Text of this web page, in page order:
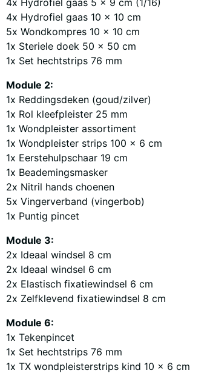
4x Hydrofiel gaas 5 x 9 cm (1/16)
4x Hydrofiel gaas 10 x 10 cm
5x Wondkompres 10 x 10 cm
1x Steriele doek 50 x 50 cm
1x Set hechtstrips 76 mm
Module 2:
1x Reddingsdeken (goud/zilver)
1x Rol kleefpleister 25 mm
1x Wondpleister assortiment
1x Wondpleister strips 100 x 6 cm
1x Eerstehulpschaar 19 cm
1x Beademingsmasker
2x Nitril hands choenen
5x Vingerverband (vingerbob)
1x Puntig pincet
Module 3:
2x Ideaal windsel 8 cm
2x Ideaal windsel 6 cm
2x Elastisch fixatiewindsel 6 cm
2x Zelfklevend fixatiewindsel 8 cm
Module 6:
1x Tekenpincet
1x Set hechtstrips 76 mm
1x TX wondpleisterstrips kind 10 x 6 cm